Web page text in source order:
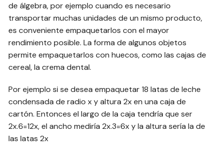
de álgebra, por ejemplo cuando es necesario
transportar muchas unidades de un mismo producto,
es conveniente empaquetarlos con el mayor
rendimiento posible. La forma de algunos objetos
permite empaquetarlos con huecos, como las cajas de
cereal, la crema dental.
Por ejemplo si se desea empaquetar 18 latas de leche
condensada de radio x y altura 2x en una caja de
cartón. Entonces el largo de la caja tendría que ser
2x.6=12x, el ancho mediría 2x.3=6x y la altura sería la de
las latas 2x